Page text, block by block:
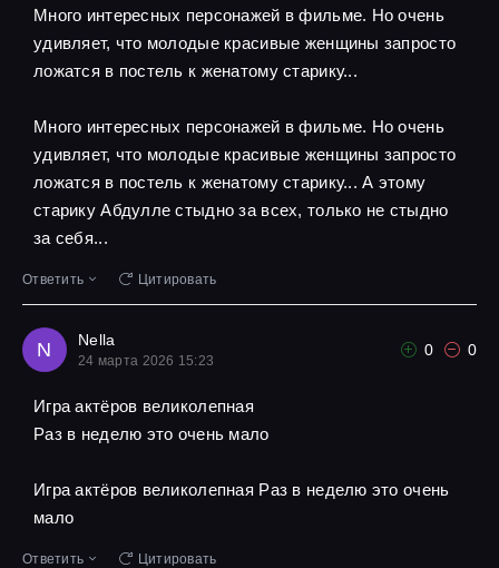
Много интересных персонажей в фильме. Но очень
удивляет, что молодые красивые женщины запросто
ложатся в постель к женатому старику...
Много интересных персонажей в фильме. Но очень
удивляет, что молодые красивые женщины запросто
ложатся в постель к женатому старику... А этому
старику Абдулле стыдно за всех, только не стыдно
за себя...
Ответить Цитировать
N Nella
24 марта 2026 15:23
0 0
Игра актёров великолепная
Pаз в неделю это очень мало
Игра актёров великолепная Pаз в неделю это очень
мало
Ответить Цитировать